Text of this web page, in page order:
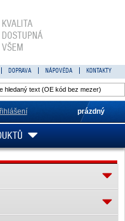
KVALITA
DOSTUPNÁ
VŠEM
DOPRAVA NÁPOVĚDA KONTAKTY
prázdný